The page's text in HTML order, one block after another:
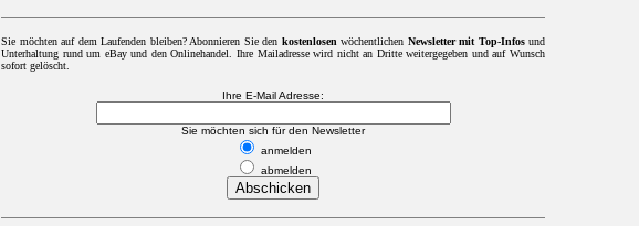
Sie möchten auf dem Laufenden bleiben? Abonnieren Sie den kostenlosenwöchentlichen Newsletter mit Top-Infosund
Unterhaltung rund um eBay und den Onlinehandel. Ihre Mailadresse wird nicht an Dritte weitergegeben und auf Wunsch
sofort gelöscht.
Ihre E-Mail Adresse:
Sie möchten sich für den Newsletter
anmelden
abmelden